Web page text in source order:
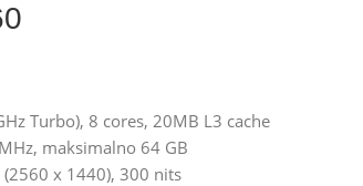
Turbo), 8 cores, 20MB L3 cache
maksimalno 64 GB
(2560 x 1440), 300 nits